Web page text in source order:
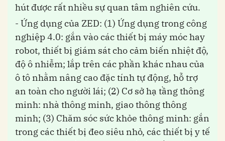
hút được rất nhiều sự quan tâm nghiên cứu.
- Ứng dụng của ZED: (1) Ứng dụng trong công
nghiệp 4.0: gắn vào các thiết bị máy móc hay
robot, thiết bị giám sát cho cảm biến nhiệt độ,
độ ô nhiễm; lắp trên các phần khác nhau của
ô tô nhằm nâng cao đặc tính tự động, hỗ trợ
an toàn cho người lái; (2) Cơ sở hạ tầng thông
minh: nhà thông minh, giao thông thông
minh; (3) Chăm sóc sức khỏe thông minh: gắn
trong các thiết bị đeo siêu nhỏ, các thiết bị y tế